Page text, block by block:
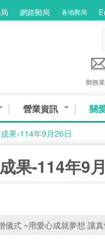
網路郵局 各地郵局
郵務
營業資訊 關
果-114年9月26日
果-114年9
儀式 ~用愛心成就夢想 讓